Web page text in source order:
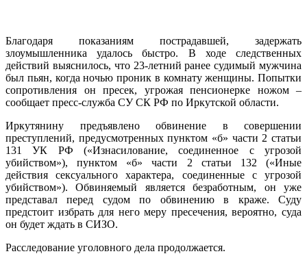
Благодаря показаниям пострадавшей, задержать
злоумышленника удалось быстро. В ходе следственных
действий выяснилось, что 23-летний ранее судимый мужчина
был пьян, когда ночью проник в комнату женщины. Попытки
сопротивления он пресек, угрожая пенсионерке ножом –
сообщает пресс-служба СУ СК РФ по Иркутской области.
Иркутянину предъявлено обвинение в совершении
преступлений, предусмотренных пунктом «б» части 2 статьи
131 УК РФ («Изнасилование, соединенное с угрозой
убийством»), пунктом «б» части 2 статьи 132 («Иные
действия сексуального характера, соединенные с угрозой
убийством»). Обвиняемый является безработным, он уже
представал перед судом по обвинению в краже. Суду
предстоит избрать для него меру пресечения, вероятно, суда
он будет ждать в СИЗО.
Расследование уголовного дела продолжается.